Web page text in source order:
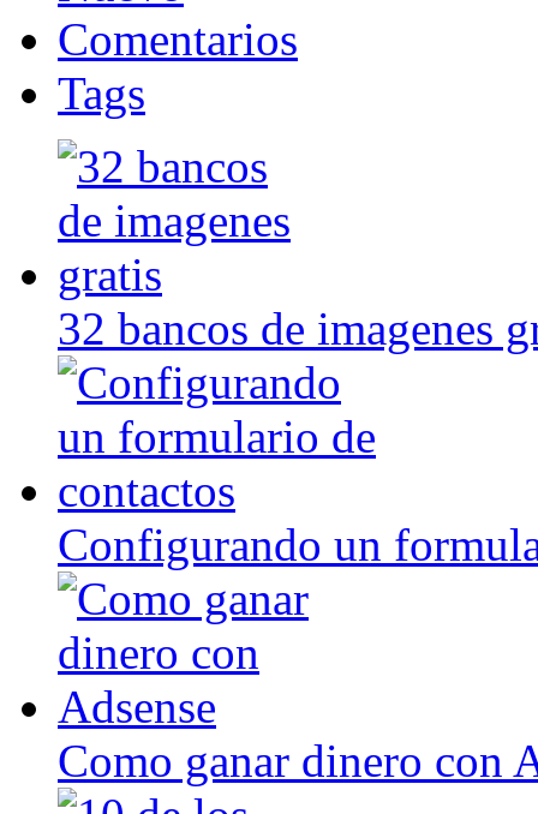
Comentarios
Tags
32 bancos de imagenes
Configurando un
Como ganar dinero con